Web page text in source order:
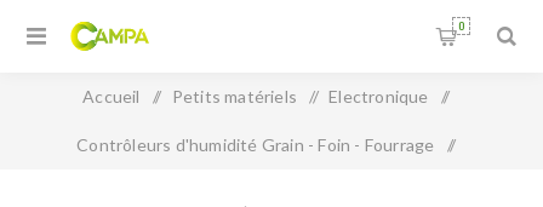
0
Accueil / Petits matériels / Electronique /
Contrôleurs d'humidité Grain - Foin - Fourrage /